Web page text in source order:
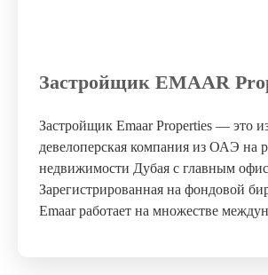
Застройщик EMAAR
Застройщик Emaar Properties — это
девелоперская компания из ОАЭ на
недвижимости Дубая с главным
Зарегистрированная на фондовой
Emaar работает на множестве